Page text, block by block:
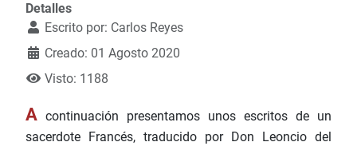
Detalles
Escrito por: Carlos Reyes
Creado: 01 Agosto 2020
Visto: 1188
A continuación presentamos unos escritos de un
sacerdote Francés, traducido por Don Leoncio del